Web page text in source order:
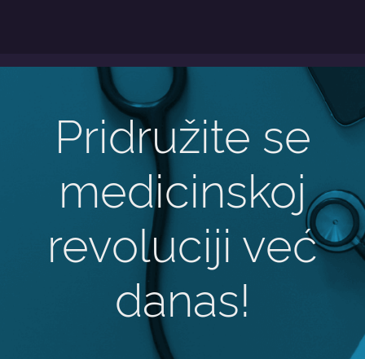
Pridružite se
medicinskoj
revoluciji već
danas!